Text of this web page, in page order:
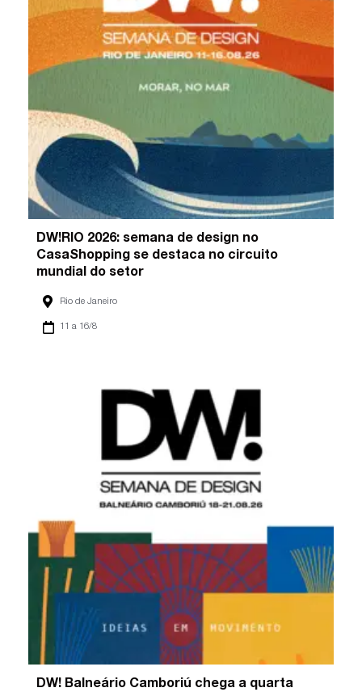
DW!RIO 2026: semana de design no
CasaShopping se destaca no circuito
mundial do setor
Rio de Janeiro
11 a 16/8
DW! Balneário Camboriú chega a quarta